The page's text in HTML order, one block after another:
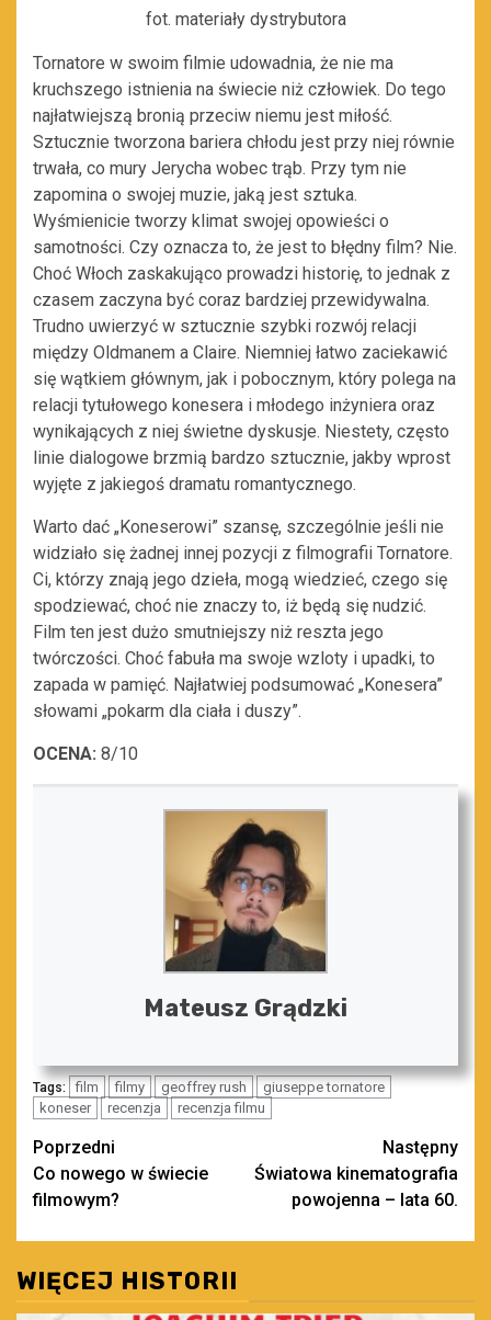
fot. materiały dystrybutora
Tornatore w swoim filmie udowadnia, że nie ma
kruchszego istnienia na świecie niż człowiek. Do tego
najłatwiejszą bronią przeciw niemu jest miłość.
Sztucznie tworzona bariera chłodu jest przy niej równie
trwała, co mury Jerycha wobec trąb. Przy tym nie
zapomina o swojej muzie, jaką jest sztuka.
Wyśmienicie tworzy klimat swojej opowieści o
samotności. Czy oznacza to, że jest to błędny film? Nie.
Choć Włoch zaskakująco prowadzi historię, to jednak z
czasem zaczyna być coraz bardziej przewidywalna.
Trudno uwierzyć w sztucznie szybki rozwój relacji
między Oldmanem a Claire. Niemniej łatwo zaciekawić
się wątkiem głównym, jak i pobocznym, który polega na
relacji tytułowego konesera i młodego inżyniera oraz
wynikających z niej świetne dyskusje. Niestety, często
linie dialogowe brzmią bardzo sztucznie, jakby wprost
wyjęte z jakiegoś dramatu romantycznego.
Warto dać „Koneserowi” szansę, szczególnie jeśli nie
widziało się żadnej innej pozycji z filmografii Tornatore.
Ci, którzy znają jego dzieła, mogą wiedzieć, czego się
spodziewać, choć nie znaczy to, iż będą się nudzić.
Film ten jest dużo smutniejszy niż reszta jego
twórczości. Choć fabuła ma swoje wzloty i upadki, to
zapada w pamięć. Najłatwiej podsumować „Konesera”
słowami „pokarm dla ciała i duszy”.
OCENA: 8/10
Mateusz Grądzki
Tags: film filmy geoffrey rush
giuseppe tornatore
koneser
recenzja recenzja filmu
Zobacz
wpisy
Poprzedni
Co nowego w świecie
filmowym?
Następny
Światowa kinematografia
powojenna – lata 60.
WIĘCEJ HISTORII